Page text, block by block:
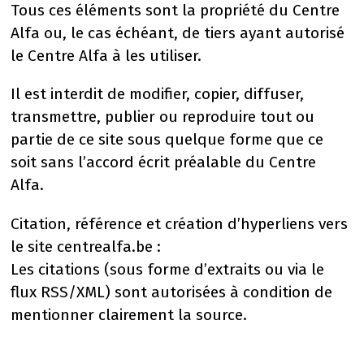
Tous ces éléments sont la propriété du Centre
Alfa ou, le cas échéant, de tiers ayant autorisé
le Centre Alfa à les utiliser.
Il est interdit de modifier, copier, diffuser,
transmettre, publier ou reproduire tout ou
partie de ce site sous quelque forme que ce
soit sans l’accord écrit préalable du Centre
Alfa.
Citation, référence et création d’hyperliens vers
le site centrealfa.be :
Les citations (sous forme d’extraits ou via le
flux RSS/XML) sont autorisées à condition de
mentionner clairement la source.